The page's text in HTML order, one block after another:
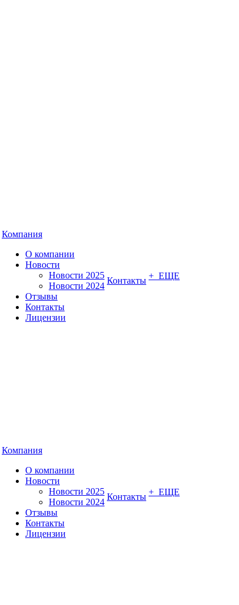
Компания
О компании
Новости
Новости 2025
Новости 2024
Отзывы
Контакты
Лицензии
Контакты + ЕЩЕ
Компания
О компании
Новости
Новости 2025
Новости 2024
Отзывы
Контакты
Лицензии
Контакты + ЕЩЕ